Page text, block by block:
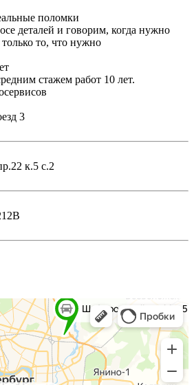
поломки
деталей и говорим, когда нужно
то, что нужно
стажем работ 10 лет.
3
к.5 с.2